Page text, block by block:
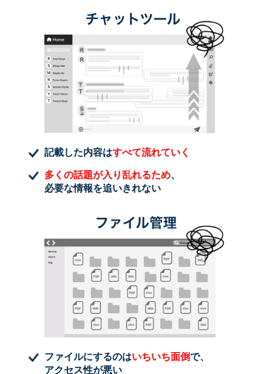
記載した内容はすべて流れていく
多くの話題が入り乱れるため、
必要な情報を追いきれない
ファイルにするのはいちいち面倒で、
アクセス性が悪い